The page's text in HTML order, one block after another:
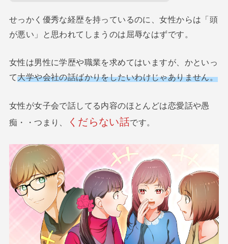
せっかく優秀な経歴を持っているのに、女性からは「頭
が悪い」と思われてしまうのは屈辱なはずです。
女性は男性に学歴や職業を求めてはいますが、かといっ
て大学や会社の話ばかりをしたいわけじゃありません。
女性が女子会で話してる内容のほとんどは恋愛話や愚
痴・・つまり、
くだらない話です。